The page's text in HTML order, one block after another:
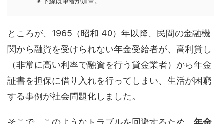
ところが、1965（昭和 40）年以降、民間の金融機
関から融資を受けられない年金受給者が、高利貸し
（非常に高い利率で融資を行う貸金業者）から年金
証書を担保に借り入れを行ってしまい、生活が困窮
する事例が社会問題化しました。
そこで、このようなトラブルを回避するため、 年金